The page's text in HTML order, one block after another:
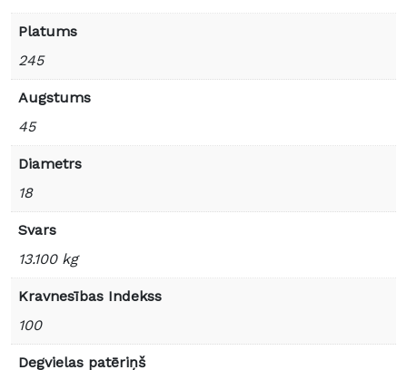
Platums
245
Augstums
45
Diametrs
18
Svars
13.100 kg
Kravnesības Indekss
100
Degvielas patēriņš